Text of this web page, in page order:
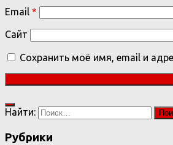
Email *
Сайт
Сохранить моё имя, email и
Найти:
Рубрики